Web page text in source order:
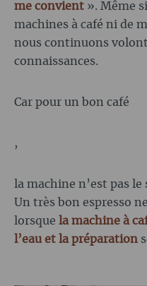
me convient ». Même
machines à café ni de
nous continuons
connaissances.
Car pour un bon café
,
la machine n’est pas
Un très bon espresso
lorsque la machine à
l’eau et la préparation